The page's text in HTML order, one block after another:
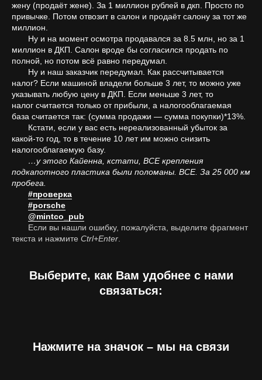
жену (продаёт жене). За 1 миллион рублей в дкп. Просто по
привычке. Потом отвозит в салон и продаёт салону за тот же
миллион.
Ну и на момент осмотра продавался за 8.5 млн, но за 1
миллион в ДКП. Салон вроде бы согласился продать по
полной, но потом всё равно передумал.
Ну и наш заказчик передумал. Как рассчитывается
налог? Если машиной владели больше 3 лет, то можно уже
указывать любую цену в ДКП. Если меньше 3 лет, то
налог считается только от прибыли, а налогооблагаемая
база считается так: (сумма продажи — сумма покупки)*13%.
Кстати, если у вас есть нереализованный убыток за
какой-то год, то в течение 10 лет им можно снизить
налогооблагаемую базу.
…у этого Кайенна, кстати, ВСЕ крепления
подкапотного пластика были поломаны. ВСЕ. За 25 000 км
пробега.
#проверка
#porsche
@mintco_pub
Если вы нашли ошибку, пожалуйста, выделите фрагмент
текста и нажмите Ctrl+Enter
Выберите, как Вам удобнее с нами
связаться:
Нажмите на значок – мы на связи